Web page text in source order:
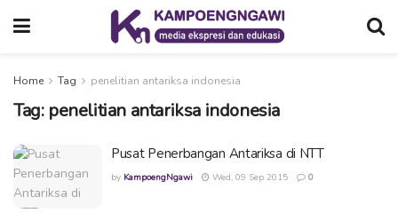
Home Tag penelitian antariksa indonesia
Tag: penelitian antariksa indonesia
Pusat Penerbangan Antariksa di NTT
by KampoengNgawi Wed, 09 Sep 2015 0